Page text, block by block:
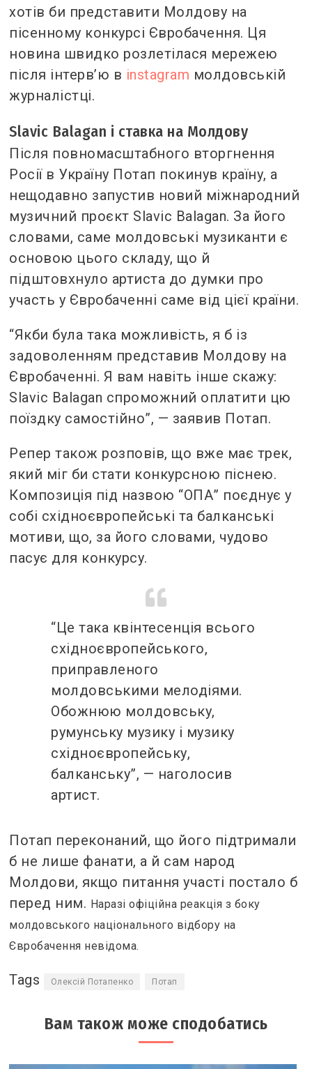
хотів би представити Молдову на
пісенному конкурсі Євробачення. Ця
новина швидко розлетілася мережею
після інтерв’ю в instagram молдовській
журналістці.
Slavic Balagan і ставка на Молдову
Після повномасштабного вторгнення
Росії в Україну Потап покинув країну, а
нещодавно запустив новий міжнародний
музичний проєкт Slavic Balagan. За його
словами, саме молдовські музиканти є
основою цього складу, що й
підштовхнуло артиста до думки про
участь у Євробаченні саме від цієї країни.
“Якби була така можливість, я б із
задоволенням представив Молдову на
Євробаченні. Я вам навіть інше скажу:
Slavic Balagan спроможний оплатити цю
поїздку самостійно”, — заявив Потап.
Репер також розповів, що вже має трек,
який міг би стати конкурсною піснею.
Композиція під назвою “ОПА” поєднує у
собі східноєвропейські та балканські
мотиви, що, за його словами, чудово
пасує для конкурсу.
“Це така квінтесенція всього
східноєвропейського,
приправленого
молдовськими мелодіями.
Обожнюю молдовську,
румунську музику і музику
східноєвропейську,
балканську”, — наголосив
артист.
Потап переконаний, що його підтримали
б не лише фанати, а й сам народ
Молдови, якщо питання участі постало б
перед ним. Наразі офіційна реакція з боку
молдовського національного відбору на
Євробачення невідома.
Tags Олексій Потапенко Потап
Вам також може сподобатись